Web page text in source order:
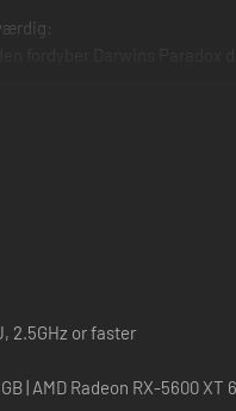
2.5GHz or faster
| AMD Radeon RX-5600 XT